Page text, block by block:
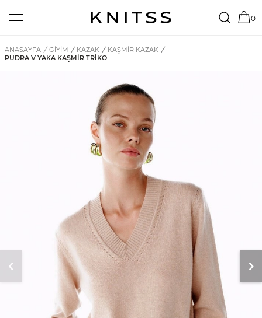
0
ANASAYFA / GİYİM / KAZAK / KAŞMIR KAZAK /
PUDRA V YAKA KAŞMIR TRIKO